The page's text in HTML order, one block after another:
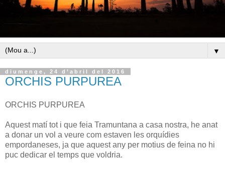
▼
diumenge, 24 d’abril del 2016
ORCHIS PURPUREA
ORCHIS PURPUREA
Aquest matí tot i que feia Tramuntana a casa nostra, he anat
a donar un vol a veure com estaven les orquídies
empordaneses, ja que aquest any per motius de feina no hi
puc dedicar el temps que voldria.